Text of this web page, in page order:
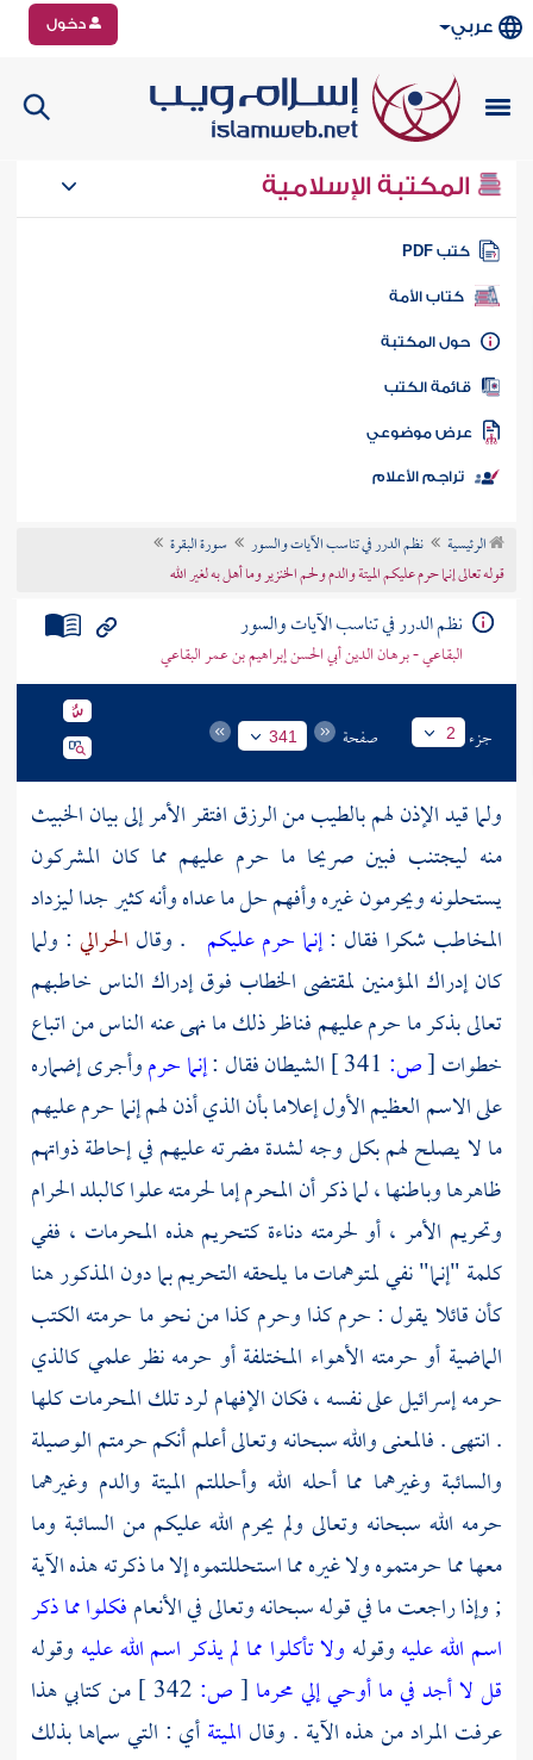
عربي دخول
المكتبة الإسلامية
كتب PDF
كتاب الأمة
المكتبة
الكتب
موضوعي
تراجم الأعلام
الرئيسية نظم الدرر في تناسب الآيات والسور
سورة البقرة
قوله تعالى إنما حرم عليكم الميتة والدم ولحم الخنزير وما أهل به لغير الله
نظم الدرر في تناسب الآيات والسور
البقاعي - برهان الدين أبي الحسن إبراهيم بن عمر البقاعي
جزء 2 صفحة 341
ولما قيد الإذن لهم بالطيب من الرزق افتقر الأمر إلى بيان الخبيث
منه ليجتنب فبين صريحا ما حرم عليهم مما كان المشركون
يستحلونه ويحرمون غيره وأفهم حل ما عداه وأنه كثير جدا ليزداد
المخاطب شكرا فقال :إنما حرم عليكم . وقال الحرالي : ولما
كان إدراك المؤمنين لمقتضى الخطاب فوق إدراك الناس خاطبهم
تعالى بذكر ما حرم عليهم فناظر ذلك ما نهى عنه الناس من اتباع
خطوات[ص: الشيطان فقال :إنما حرموأجرى إضماره
على الاسم العظيم الأول إعلاما بأن الذي أذن لهم إنما حرم عليهم
ما لا يصلح لهم بكل وجه لشدة مضرته عليهم في إحاطة ذواتهم
ظاهرها وباطنها ، لما ذكر أن المحرم إما لحرمته علوا كالبلد الحرام
وتحريم الأمر ، أو لحرمته دناءة كتحريم هذه المحرمات ، ففي
كلمة "إنما" نفي لمتوهمات ما يلحقه التحريم بما دون المذكور هنا
كأن قائلا يقول : حرم كذا وحرم كذا من نحو ما حرمته الكتب
الماضية أو حرمته الأهواء المختلفة أو حرمه نظر علمي كالذي
حرمه إسرائيل على نفسه ، فكان الإفهام لرد تلك المحرمات كلها
. انتهى . فالمعنى والله سبحانه وتعالى أعلم أنكم حرمتم الوصيلة
والسائبة وغيرهما مما أحله الله وأحللتم الميتة والدم وغيرهما
حرمه الله سبحانه وتعالى ولم يحرم الله عليكم من السائبة وما
معها مما حرمتموه ولا غيره مما استحللتموه إلا ما ذكرته هذه الآية
; وإذا راجعت ما في قوله سبحانه وتعالى في الأنعامفكلوا مما ذكر
اسم الله عليهوقوله ولا تأكلوا مما لم يذكر اسم الله عليه وقوله
قل لا أجد في ما أوحي إلي محرما [ص:
من كتابي هذا
عرفت المراد من هذه الآية . وقال الميتةأي : التي سماها بذلك